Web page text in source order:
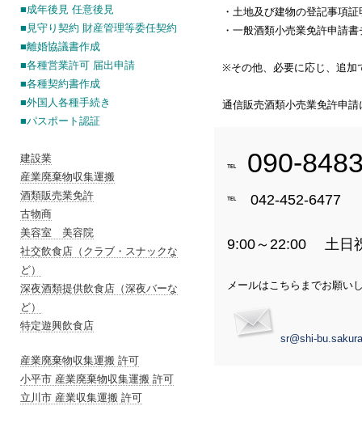
・土地及び建物の登記事項証
・一般酒類小売業免許申請
※その他、必要に応じ、追加
通信販売酒類小売業免許申
℡ 090-
℡042-452-6477
9:00～22:00 土日
メールはこちらまでお願い
sr@shi-
■成年後見 任意後見
■見守り契約 財産管理等委任契約
■離婚協議書作成
■各種営業許可 届出申請
■各種契約書作成
■外国人各種手続き
■パスポート認証
建設業
産業廃棄物収集運搬
酒類販売業免許
古物商
美容室 美容院
社交飲食店（クラブ・スナックな
ど）
深夜酒類提供飲食店（深夜バーな
ど）
特定遊興飲食店
産業廃棄物収集運搬 許可
小平市 産業廃棄物収集運搬 許可
立川市 産業収集運搬 許可